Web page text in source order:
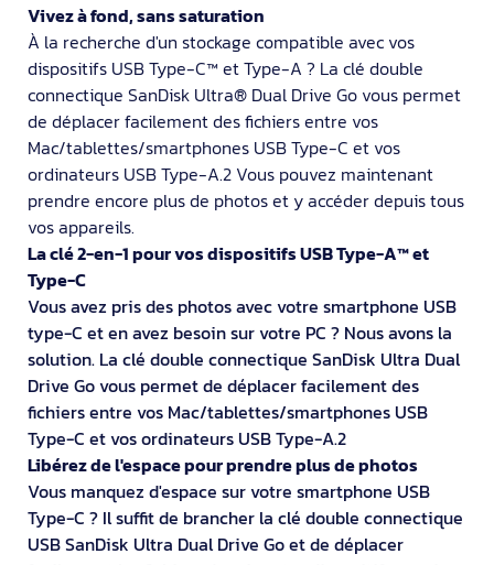
Vivez à fond, sans saturation
À la recherche d'un stockage compatible avec vos
dispositifs USB Type-C™ et Type-A ? La clé double
connectique SanDisk Ultra® Dual Drive Go vous permet
de déplacer facilement des fichiers entre vos
Mac/tablettes/smartphones USB Type-C et vos
ordinateurs USB Type-A.2 Vous pouvez maintenant
prendre encore plus de photos et y accéder depuis tous
vos appareils.
La clé 2-en-1 pour vos dispositifs USB Type-A™ et
Type-C
Vous avez pris des photos avec votre smartphone USB
type-C et en avez besoin sur votre PC ? Nous avons la
solution. La clé double connectique SanDisk Ultra Dual
Drive Go vous permet de déplacer facilement des
fichiers entre vos Mac/tablettes/smartphones USB
Type-C et vos ordinateurs USB Type-A.2
Libérez de l'espace pour prendre plus de photos
Vous manquez d'espace sur votre smartphone USB
Type-C ? Il suffit de brancher la clé double connectique
USB SanDisk Ultra Dual Drive Go et de déplacer